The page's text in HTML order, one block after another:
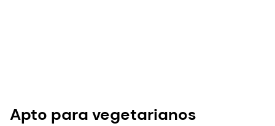
Apto para vegetarianos